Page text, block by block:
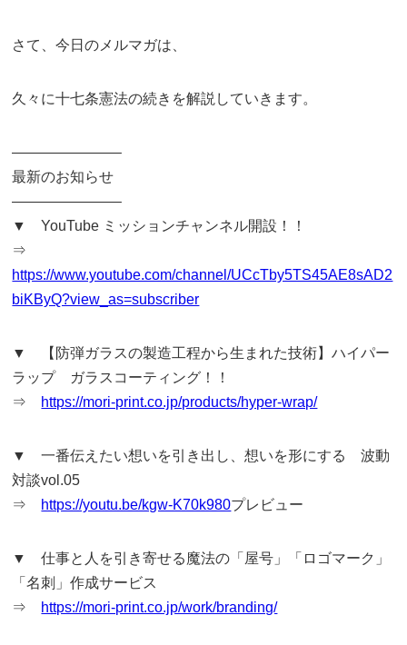
さて、今日のメルマガは、
久々に十七条憲法の続きを解説していきます。
———————–
最新のお知らせ
———————–
▼ YouTube ミッションチャンネル開設！！
⇒
https://www.youtube.com/channel/UCcTby5TS45AE8sAD2
biKByQ?view_as=subscriber
▼ 【防弾ガラスの製造工程から生まれた技術】ハイパー
ラップ ガラスコーティング！！
⇒ https://mori-print.co.jp/products/hyper-wrap/
▼ 一番伝えたい想いを引き出し、想いを形にする 波動
対談vol.05
⇒ https://youtu.be/kgw-K70k980プレビュー
▼ 仕事と人を引き寄せる魔法の「屋号」「ロゴマーク」
「名刺」作成サービス
⇒ https://mori-print.co.jp/work/branding/